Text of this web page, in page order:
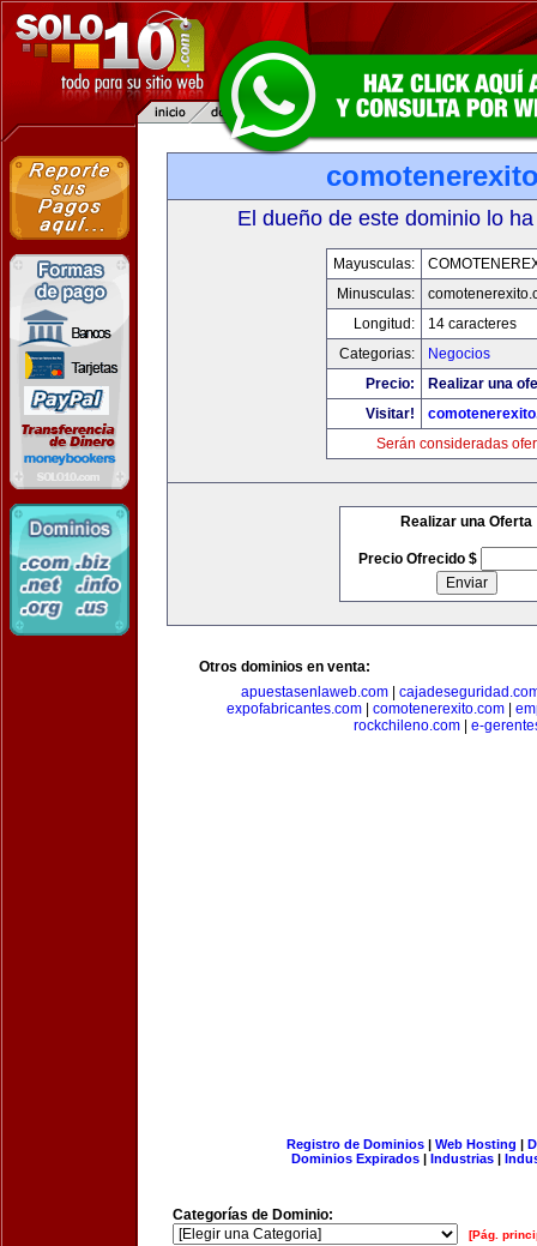
El dueño de este dominio lo
Mayusculas:
Minusculas:
Longitud:
14 caracteres
Categorias:
Negocios
Precio:
Realizar una
Visitar!
Serán consideradas
Realizar una Oferta
Precio Ofrecido $
Otros dominios en venta:
apuestasenlaweb.com
expofabricantes.com| comotenerexito.com|
rockchileno.com| e-
Registro de Dominios| Web Hosting |
Dominios Expirados | Industrias |
Categorías de Dominio:
[Pág.